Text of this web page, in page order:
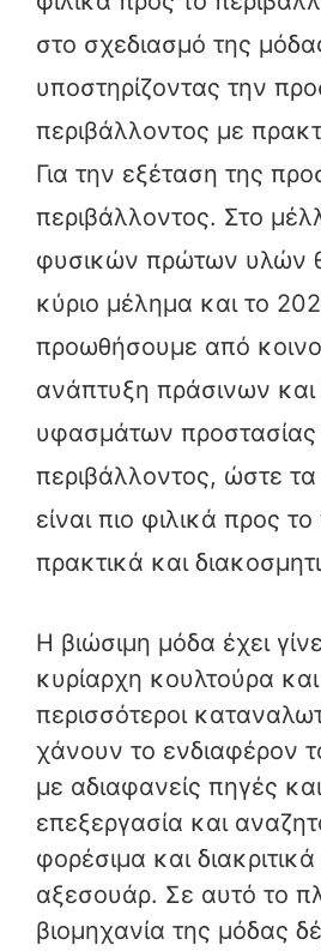
στο σχεδιασμό της
υποστηρίζοντας την
περιβάλλοντος με
Για την εξέταση της
περιβάλλοντος. Στο
φυσικών πρώτων υλών
κύριο μέλημα και το
προωθήσουμε από
ανάπτυξη πράσινων και
υφασμάτων προστασίας
περιβάλλοντος, ώστε
είναι πιο φιλικά προς
πρακτικά και
Η βιώσιμη μόδα έχει
κυρίαρχη κουλτούρα
περισσότεροι
χάνουν το ενδιαφέρον
με αδιαφανείς πηγές
επεξεργασία και
φορέσιμα και
αξεσουάρ. Σε αυτό το
βιομηχανία της μόδας